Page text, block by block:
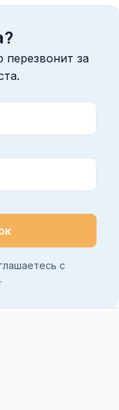
за
с
.